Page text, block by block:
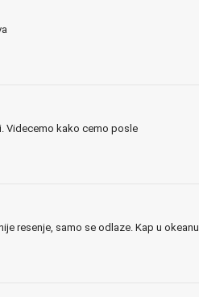
Videcemo kako cemo posle
resenje, samo se odlaze. Kap u okeanu.